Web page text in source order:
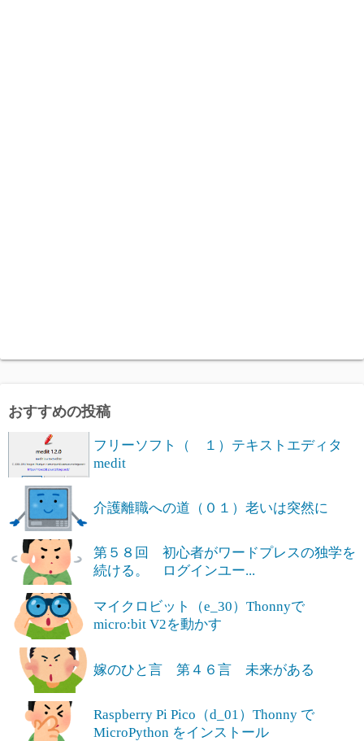
おすすめの投稿
フリーソフト（ １）テキストエディタ
medit
介護離職への道（０１）老いは突然に
第５８回 初心者がワードプレスの独学を
続ける。 ログインユー...
マイクロビット（e_30）Thonnyで
micro:bit V2を動かす
嫁のひと言 第４６言 未来がある
Raspberry Pi Pico（d_01）Thonny で
MicroPython をインストール